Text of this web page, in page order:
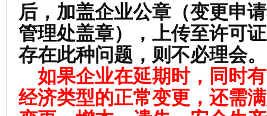
后，加盖企业公章 （变更申
管理处盖章）
，上传至许可
存在此种问题，则不必理会。
如果企业在延期时，同时
经济类型的正常变更，还需